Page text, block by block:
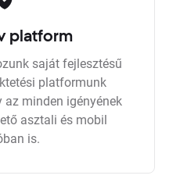
platform
saját fejlesztésű
platformunk
az minden igényének
asztali és mobil
is.